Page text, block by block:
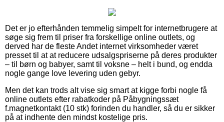
Det er jo efterhånden temmelig simpelt for internetbrugere at
søge sig frem til priser fra forskellige online outlets, og
derved har de fleste Andet internet virksomheder været
presset til at at reducere udsalgspriserne på deres produkter
– til børn og babyer, samt til voksne – helt i bund, og endda
nogle gange love levering uden gebyr.
Men det kan trods alt vise sig smart at kigge forbi nogle få
online outlets efter rabatkoder på Påbygningssæt
f.magnetkontakt (10 stk) forinden du handler, så du er sikker
på at indhente den mindst kostelige pris.